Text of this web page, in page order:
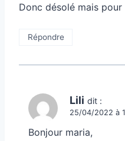
Donc désolé mais
Répondre
Lili dit :
25/04/2022 à
Bonjour maria,